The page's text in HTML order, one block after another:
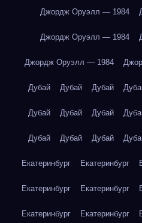
Джордж Оруэлл — 1984
Джордж Оруэлл — 1984
Джордж Оруэлл — 1984
Дубай Дубай Дубай
Дубай Дубай Дубай
Дубай Дубай Дубай
Екатеринбург Екатеринбург
Екатеринбург Екатеринбург
Екатеринбург Екатеринбург